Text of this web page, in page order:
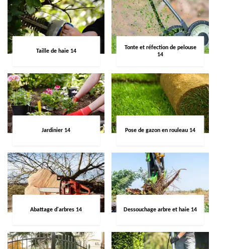
Taille de haie 14
Tonte et réfection de pelouse
14
Jardinier 14 Pose de gazon en rouleau 14
Abattage d'arbres 14 Dessouchage arbre et haie 14